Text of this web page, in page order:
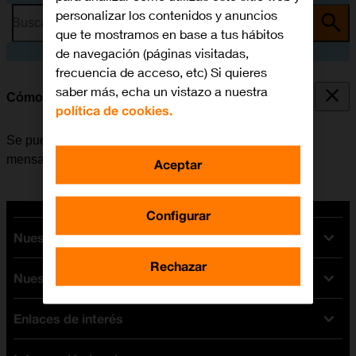
Busca por problema o tema
Cómo transferir contenido de otro móvil
Se puede transferir contenido, por ejemplo, contactos,
mensajes, archivos de música, etc. de móvil a móvil.
Nuestras tarifas
Tarifas Orange
Tarifas fibra y móvil
Tarifas móviles
Tarifas internet y fibra
Nuestros dispositivos
Ofertas en móviles
iPhone
Enlaces de interés
personalizar los contenidos y anuncios
que te mostramos en base a tus hábitos
de navegación (páginas visitadas,
frecuencia de acceso, etc) Si quieres
saber más, echa un vistazo a nuestra
política de cookies.
Configurar
Rechazar
Aceptar